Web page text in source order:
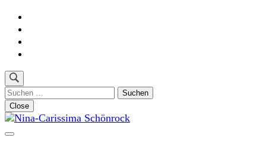
Skip
content
(Press
Suchen
nach:
Close